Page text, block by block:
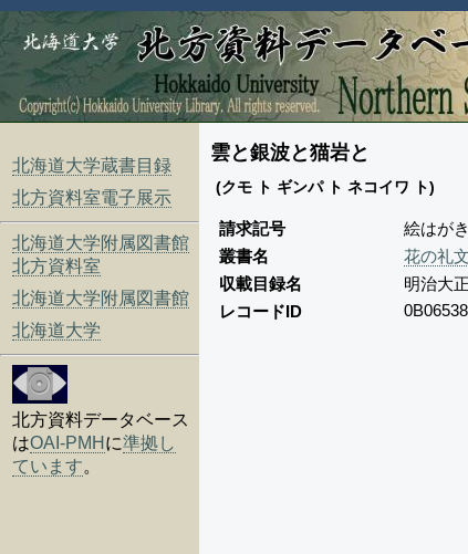
北海道大学蔵書目録
北方資料室電子展示
北海道大学附属図書館
北方資料室
北海道大学附属図書館
北海道大学
北方資料データベース
はOAI-PMH に準拠し
ています。
雲と銀波と猫岩と
(クモ ト ギンパ ト ネコイワ ト)
請求記号
絵はが
叢書名
花の礼
収載目録名
明治大
レコードID